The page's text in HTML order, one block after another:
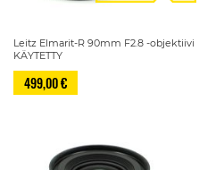
Leitz Elmarit-R 90mm F2.8 -objektiivi
KÄYTETTY
499,00 €